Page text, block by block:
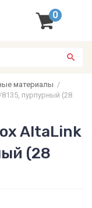
0
материалы /
пурпурный (28
AltaLink
(28